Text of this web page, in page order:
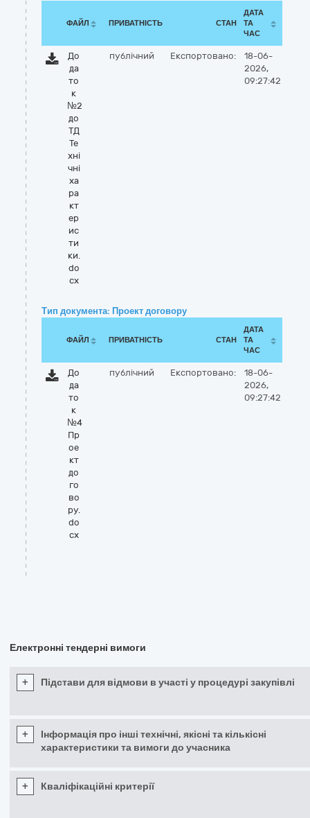
ФАЙЛ ПРИВАТНІСТЬ СТАН
ДАТА
ТА
ЧАС
До
да
то
к
№2
до
ТД
Те
хні
чні
ха
ра
кт
ер
ис
ти
ки.
do
cx
публічний Експортовано:
18-06-
2026,
09:27:42
Тип документа: Проект договору
ФАЙЛ ПРИВАТНІСТЬ СТАН
ДАТА
ТА
ЧАС
До
да
то
к
№4
Пр
ое
кт
до
го
во
ру.
do
cx
публічний Експортовано:
18-06-
2026,
09:27:42
Електронні тендерні вимоги
+ Підстави для відмови в участі у процедурі закупівлі
+
Інформація про інші технічні, якісні та кількісні
характеристики та вимоги до учасника
+ Кваліфікаційні критерії